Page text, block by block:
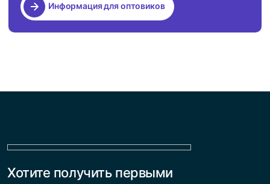
Информация для оптовиков
Хотите получить первыми